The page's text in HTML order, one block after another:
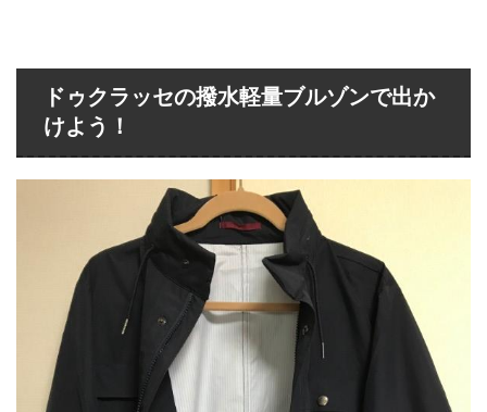
ドゥクラッセの撥水軽量ブルゾンで出か
けよう！